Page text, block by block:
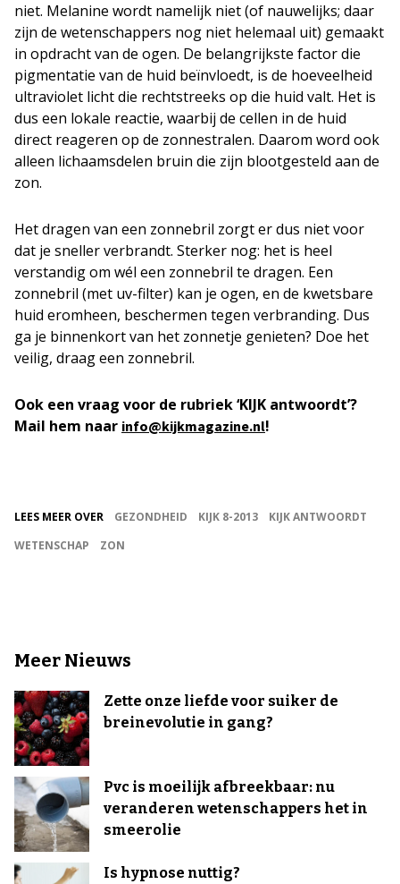
niet. Melanine wordt namelijk niet (of nauwelijks; daar
zijn de wetenschappers nog niet helemaal uit) gemaakt
in opdracht van de ogen. De belangrijkste factor die
pigmentatie van de huid beïnvloedt, is de hoeveelheid
ultraviolet licht die rechtstreeks op die huid valt. Het is
dus een lokale reactie, waarbij de cellen in de huid
direct reageren op de zonnestralen. Daarom word ook
alleen lichaamsdelen bruin die zijn blootgesteld aan de
zon.
Het dragen van een zonnebril zorgt er dus niet voor
dat je sneller verbrandt. Sterker nog: het is heel
verstandig om wél een zonnebril te dragen. Een
zonnebril (met uv-filter) kan je ogen, en de kwetsbare
huid eromheen, beschermen tegen verbranding. Dus
ga je binnenkort van het zonnetje genieten? Doe het
veilig, draag een zonnebril.
Ook een vraag voor de rubriek ‘KIJK antwoordt’?
Mail hem naar info@kijkmagazine.nl!
LEES MEER OVER GEZONDHEID KIJK 8-2013
KIJK ANTWOORDT
WETENSCHAP
ZON
Meer Nieuws
Zette onze liefde voor suiker de
breinevolutie in gang?
Pvc is moeilijk afbreekbaar: nu
veranderen wetenschappers het in
smeerolie
Is hypnose nuttig?